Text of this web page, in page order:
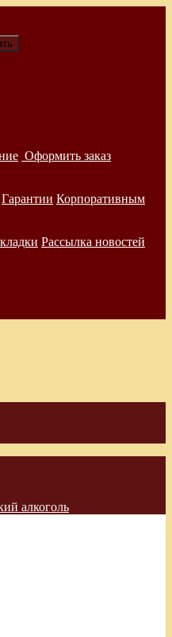
Оформить заказ
Гарантии Корпоративным
Рассылка новостей
алкоголь